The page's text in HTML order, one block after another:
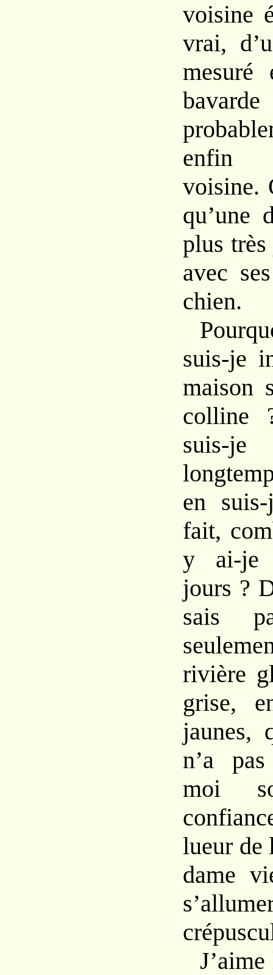
voisine
vrai,
mesuré
enfin
voisine.
qu’une
plus très
avec
chien.
suis-je
maison
en
fait,
y ai-
jours ?
sais
rivière
grise,
jaunes,
n’a
moi
lueur de
dame